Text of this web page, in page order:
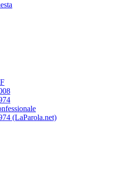
(LaParola.net)